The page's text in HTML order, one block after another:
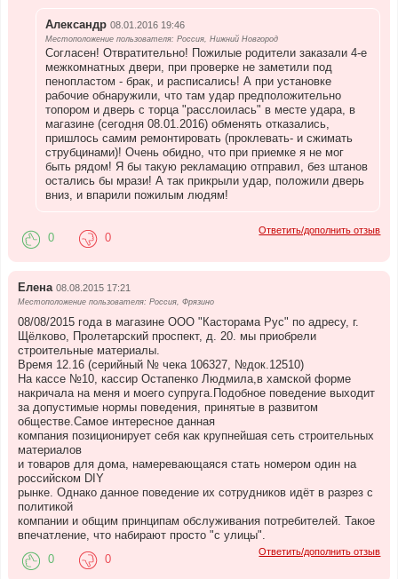
Александр 08.01.2016 19:46
Местоположение пользователя: Россия, Нижний Новгород
Согласен! Отвратительно! Пожилые родители заказали 4-е
межкомнатных двери, при проверке не заметили под
пенопластом - брак, и расписались! А при установке
рабочие обнаружили, что там удар предположительно
топором и дверь с торца "расслоилась" в месте удара, в
магазине (сегодня 08.01.2016) обменять отказались,
пришлось самим ремонтировать (проклевать- и сжимать
струбцинами)! Очень обидно, что при приемке я не мог
быть рядом! Я бы такую рекламацию отправил, без штанов
остались бы мрази! А так прикрыли удар, положили дверь
вниз, и впарили пожилым людям!
Ответить/дополнить отзыв
0 0
Елена 08.08.2015 17:21
Местоположение пользователя: Россия, Фрязино
08/08/2015 года в магазине ООО "Касторама Рус" по адресу, г.
Щёлково, Пролетарский проспект, д. 20. мы приобрели
строительные материалы.
Время 12.16 (серийный № чека 106327, №док.12510)
На кассе №10, кассир Остапенко Людмила,в хамской форме
накричала на меня и моего супруга.Подобное поведение выходит
за допустимые нормы поведения, принятые в развитом
обществе.Самое интересное данная
компания позиционирует себя как крупнейшая сеть строительных
материалов
и товаров для дома, намеревающаяся стать номером один на
российском DIY
рынке. Однако данное поведение их сотрудников идёт в разрез с
политикой
компании и общим принципам обслуживания потребителей. Такое
впечатление, что набирают просто "с улицы".
Ответить/дополнить отзыв
0 0